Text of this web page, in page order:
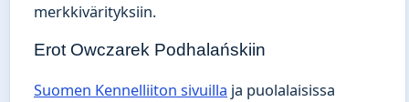
merkkivärityksiin.
Erot Owczarek Podhalańskiin
Suomen Kennelliiton sivuilla ja puolalaisissa